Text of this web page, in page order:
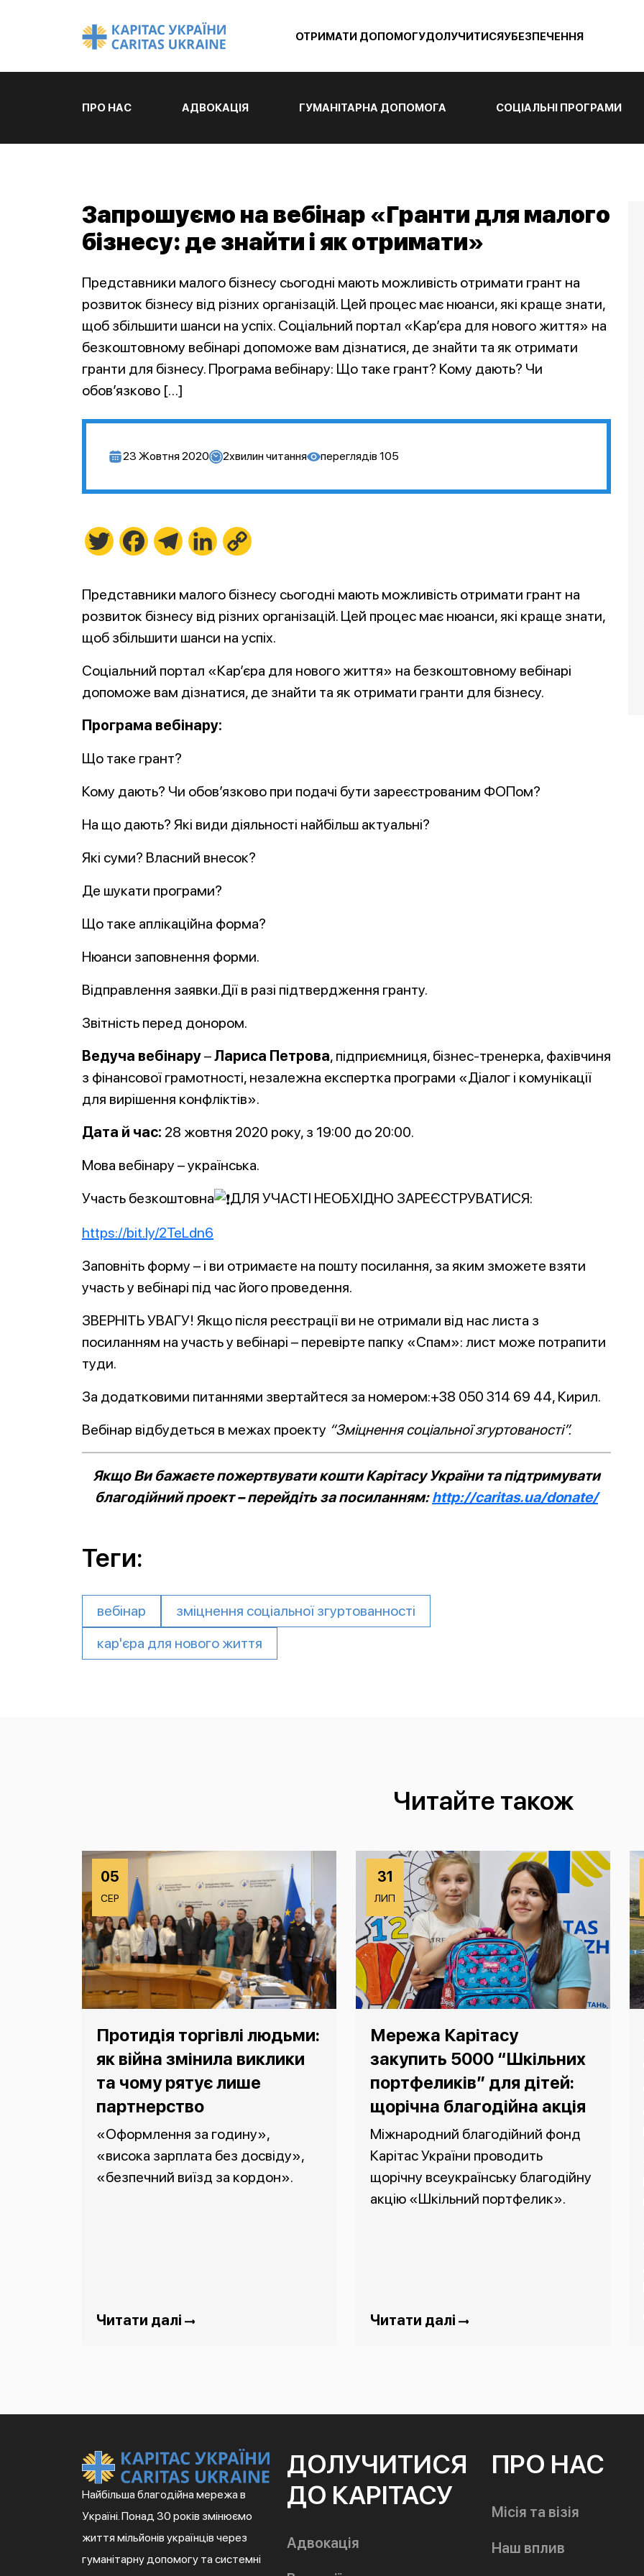
ОТРИМАТИ ДОПОМОГУДОЛУЧИТИСЯУБЕЗПЕЧЕННЯ
ПРО НАС АДВОКАЦІЯ ГУМАНІТАРНА ДОПОМОГА СОЦІАЛЬНІ ПРОГРАМИ
Запрошуємо на вебінар «Гранти для малого
бізнесу: де знайти і як отримати»
Представники малого бізнесу сьогодні мають можливість отримати грант на
розвиток бізнесу від різних організацій. Цей процес має нюанси, які краще знати,
щоб збільшити шанси на успіх. Соціальний портал «Кар’єра для нового життя» на
безкоштовному вебінарі допоможе вам дізнатися, де знайти та як отримати
гранти для бізнесу. Програма вебінару: Що таке грант? Кому дають? Чи
обов’язково […]
23 Жовтня 2020 2хвилин читання переглядів 105
Twitter FacebookTelegramLinkedIn
Представники малого бізнесу сьогодні мають можливість отримати грант на
розвиток бізнесу від різних організацій. Цей процес має нюанси, які краще знати,
щоб збільшити шанси на успіх.
Соціальний портал «Кар’єра для нового життя» на безкоштовному вебінарі
допоможе вам дізнатися, де знайти та як отримати гранти для бізнесу.
Програма вебінару:
Що таке грант?
Кому дають? Чи обов’язково при подачі бути зареєстрованим ФОПом?
На що дають? Які види діяльності найбільш актуальні?
Які суми? Власний внесок?
Де шукати програми?
Що таке аплікаційна форма?
Нюанси заповнення форми.
Відправлення заявки.Дії в разі підтвердження гранту.
Звітність перед донором.
Ведуча вебінару–Лариса Петрова, підприємниця, бізнес-тренерка, фахівчиня
з фінансової грамотності, незалежна експертка програми «Діалог і комунікації
для вирішення конфліктів».
Дата й час: 28 жовтня 2020 року, з 19:00 до 20:00.
Мова вебінару – українська.
Участь безкоштовна
ДЛЯ УЧАСТІ НЕОБХІДНО ЗАРЕЄСТРУВАТИСЯ:
https://bit.ly/2TeLdn6
Заповніть форму – і ви отримаєте на пошту посилання, за яким зможете взяти
участь у вебінарі під час його проведення.
ЗВЕРНІТЬ УВАГУ! Якщо після реєстрації ви не отримали від нас листа з
посиланням на участь у вебінарі – перевірте папку «Спам»: лист може потрапити
туди.
За додатковими питаннями звертайтеся за номером:+38 050 314 69 44, Кирил.
Вебінар відбудеться в межах проекту “Зміцнення соціальної згуртованості”.
Якщо Ви бажаєте пожертвувати кошти Карітасу України та підтримувати
благодійний проект – перейдіть за посиланням:http://caritas.ua/donate/
Теги:
вебінар
зміцнення соціальної згуртованності
кар'єра для нового життя
Читайте також
05
СЕР
Протидія торгівлі людьми:
як війна змінила виклики
та чому рятує лише
партнерство
«Оформлення за годину»,
«висока зарплата без досвіду»,
«безпечний виїзд за кордон».
Читати далі
31
ЛИП
Мережа Карітасу
закупить 5000 “Шкільних
портфеликів” для дітей:
щорічна благодійна акція
Міжнародний благодійний фонд
Карітас України проводить
щорічну всеукраїнську благодійну
акцію «Шкільний портфелик».
Читати далі
Найбільша благодійна мережа в
Україні. Понад 30 років змінюємо
життя мільйонів українців через
гуманітарну допомогу та системні
ДОЛУЧИТИСЯ
ДО КАРІТАСУ
Адвокація
ПРО НАС
Місія та візія
Наш вплив